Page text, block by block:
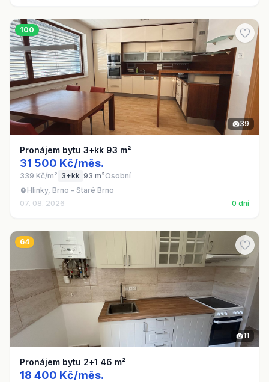
100
39
Pronájem bytu 3+kk 93 m²
31 500 Kč/měs.
339 Kč/m² 3+kk 93 m²Osobní
Hlinky, Brno - Staré Brno
07. 08. 2026
0 dní
64
11
Pronájem bytu 2+1 46 m²
18 400 Kč/měs.